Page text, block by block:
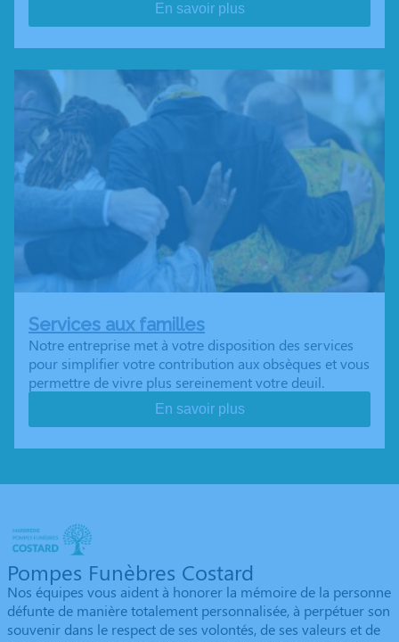
En savoir plus
Services aux familles
Notre entreprise met à votre disposition des services
pour simplifier votre contribution aux obsèques et vous
permettre de vivre plus sereinement votre deuil.
En savoir plus
Pompes Funèbres Costard
Nos équipes vous aident à honorer la mémoire de la personne
défunte de manière totalement personnalisée, à perpétuer son
souvenir dans le respect de ses volontés, de ses valeurs et de